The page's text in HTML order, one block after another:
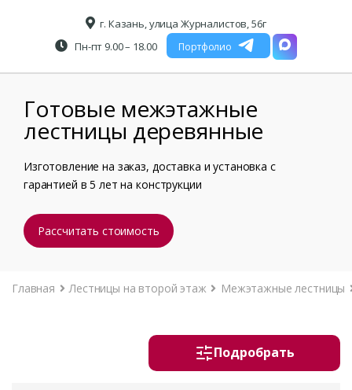
г. Казань, улица Журналистов, 56г
Пн-пт 9.00 – 18.00
Портфолио
Готовые межэтажные
лестницы деревянные
Изготовление на заказ, доставка и установка с
гарантией в 5 лет на конструкции
Рассчитать стоимость
Главная Лестницы на второй этаж Межэтажные лестницы
Подробрать